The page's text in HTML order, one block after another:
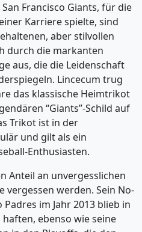
Francisco Giants, für die
Karriere spielte, sind
aber stilvollen
durch die markanten
aus, die die Leidenschaft
Lincecum trug
das klassische Heimtrikot
“Giants”-Schild auf
Trikot ist in der
und gilt als ein
Enthusiasten.
Anteil an unvergesslichen
vergessen werden. Sein No-
im Jahr 2013 blieb in
ebenso wie seine